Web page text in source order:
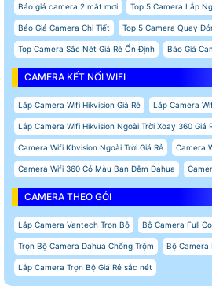
Báo giá camera 2 mắt mơi Top 5 Camera Lắp
Báo Giá Camera Chi Tiết Top 5 Camera Quay
Top Camera Sắc Nét Giá Rẻ Ổn Định Báo Giá
CAMERA KẾT NỐI WIFI
Lắp Camera Wifi Hikvision Giá Rẻ Lắp Camera
Lắp Camera Wifi Hikvision Ngoài Trời Xoay 360 Giá
Camera Wifi Kbvision Ngoài Trời Giá Rẻ Camera
Camera Wifi 360 Có Màu Ban Đêm Dahua
CAMERA THEO GÓI
Lắp Camera Vantech Trọn Bộ Bộ Camera Full
Trọn Bộ Camera Dahua Chống Trộm Bộ Camera
Lắp Camera Trọn Bộ Giá Rẻ sắc nét